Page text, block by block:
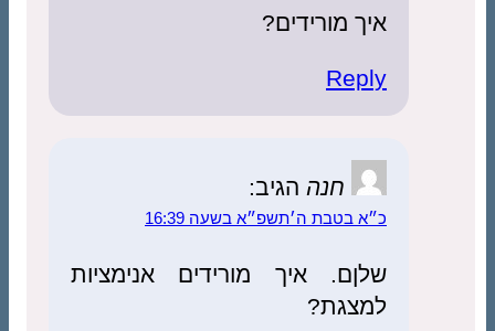
איך מורידים?
Reply
חנה הגיב:
כ״א בטבת ה׳תשפ״א בשעה 16:39
שלןם. איך מורידים אנימציות
למצגת?